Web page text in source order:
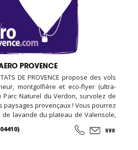
PROVENCE
DE PROVENCE propose des vols
montgolfière et eco-flyer (ultra-
Parc Naturel du Verdon, survolez de
paysages provençaux ! Vous pourrez
de lavande du plateau de Valensole,
ou les gorges du Verdon tout en
se dessiner à l’horizon… A tout âge,